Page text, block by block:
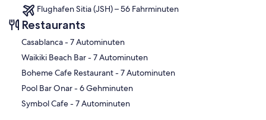
Flughafen Sitia (JSH) – 56 Fahrminuten
Restaurants
‪Casablanca - ‬7 Autominuten
‪Waikiki Beach Bar - ‬7 Autominuten
‪Boheme Cafe Restaurant - ‬7 Autominuten
‪Pool Bar Onar - ‬6 Gehminuten
‪Symbol Cafe - ‬7 Autominuten